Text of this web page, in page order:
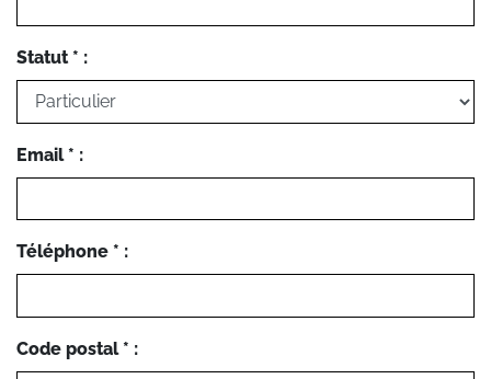
Statut * :
Email * :
Téléphone * :
Code postal * :